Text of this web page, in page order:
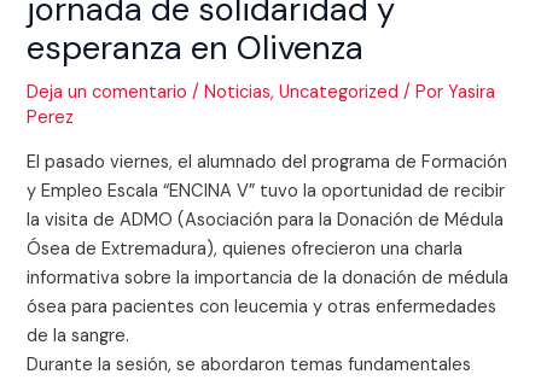
jornada de solidaridad y
esperanza en Olivenza
Deja un comentario /Noticias,Uncategorized / PorYasira
Perez
El pasado viernes, el alumnado del programa de Formación
y Empleo Escala “ENCINA V” tuvo la oportunidad de recibir
la visita de ADMO (Asociación para la Donación de Médula
Ósea de Extremadura), quienes ofrecieron una charla
informativa sobre la importancia de la donación de médula
ósea para pacientes con leucemia y otras enfermedades
de la sangre.
Durante la sesión, se abordaron temas fundamentales